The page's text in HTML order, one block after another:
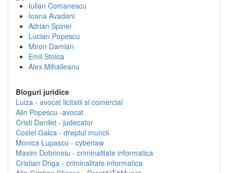
Iulian Comanescu
Ioana Avadani
Adrian Spinei
Lucian Popescu
Miron Damian
Emil Stoica
Alex Mihaileanu
Bloguri juridice
Luiza - avocat licitatii si comercial
Alin Popescu -avocat
Cristi Danilet - judecator
Costel Galca - dreptul muncii
Monica Lupascu - cyberlaw
Maxim Dobrinoiu - criminalitate informatica
Cristian Driga - criminalitate informatica